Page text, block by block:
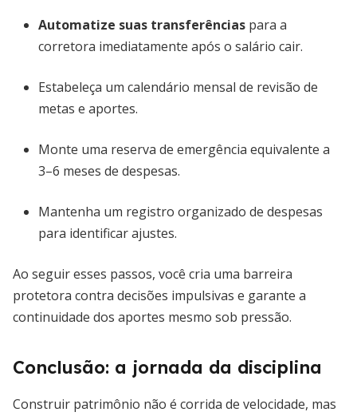
Automatize suas transferências para a
corretora imediatamente após o salário cair.
Estabeleça um calendário mensal de revisão de
metas e aportes.
Monte uma reserva de emergência equivalente a
3–6 meses de despesas.
Mantenha um registro organizado de despesas
para identificar ajustes.
Ao seguir esses passos, você cria uma barreira
protetora contra decisões impulsivas e garante a
continuidade dos aportes mesmo sob pressão.
Conclusão: a jornada da disciplina
Construir patrimônio não é corrida de velocidade, mas